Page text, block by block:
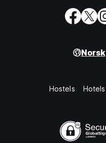
Norsk
Hostels Hotels